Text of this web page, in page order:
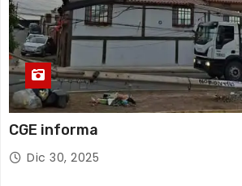
CGE informa
Dic 30, 2025